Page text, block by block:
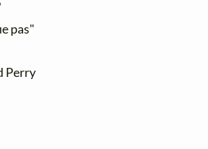
pas"
Perry